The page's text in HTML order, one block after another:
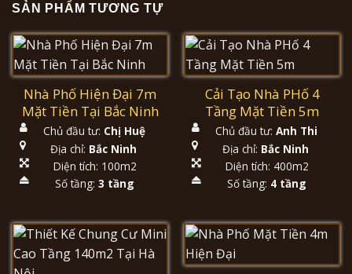
SẢN PHẨM TƯƠNG TỰ
Nhà Phố Hiện Đại 7m
Mặt Tiền Tại Bắc Ninh
Chủ đầu tư: Chị Huệ
Địa chỉ: Bắc Ninh
Diện tích: 100m2
Số tầng: 3 tầng
Cải Tạo Nhà PHố 4
Tầng Mặt Tiền 5m
Chủ đầu tư: Anh Thi
Địa chỉ: Bắc Ninh
Diện tích: 400m2
Số tầng: 4 tầng